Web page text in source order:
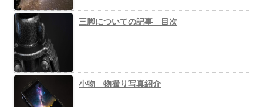
三脚についての記事 目次
小物 物撮り写真紹介